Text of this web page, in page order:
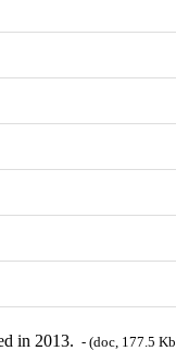
in 2013. - (doc, 177.5